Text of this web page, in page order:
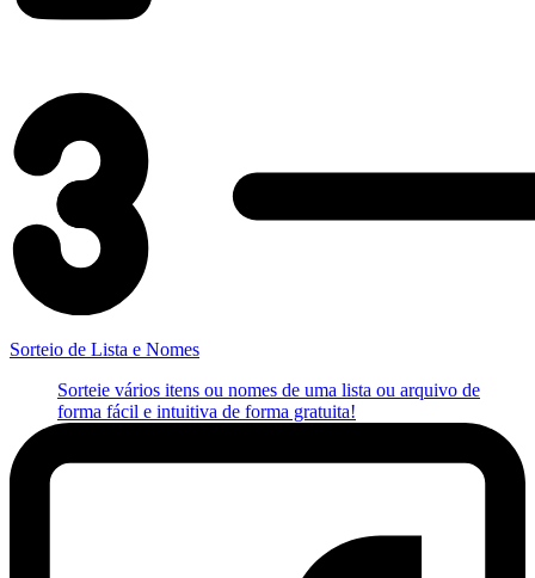
Sorteio de Lista e Nomes
Sorteie vários itens ou nomes de uma lista ou arquivo de
forma fácil e intuitiva de forma gratuita!